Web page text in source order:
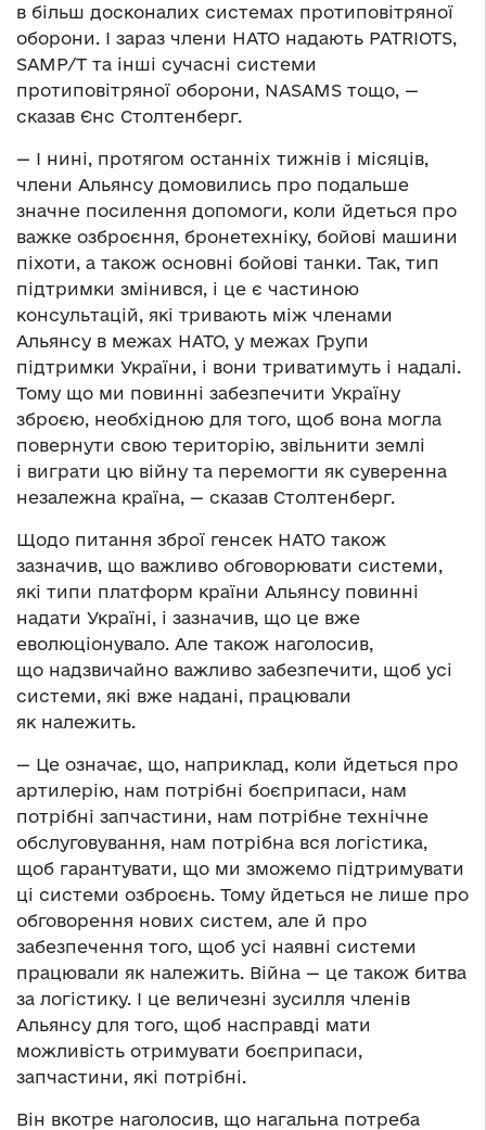
в більш досконалих системах протиповітряної
оборони. І зараз члени НАТО надають PATRIOTS,
SAMP/T та інші сучасні системи
протиповітряної оборони, NASAMS тощо, —
сказав Єнс Столтенберг.
— І нині, протягом останніх тижнів і місяців,
члени Альянсу домовились про подальше
значне посилення допомоги, коли йдеться про
важке озброєння, бронетехніку, бойові машини
піхоти, а також основні бойові танки. Так, тип
підтримки змінився, і це є частиною
консультацій, які тривають між членами
Альянсу в межах НАТО, у межах Групи
підтримки України, і вони триватимуть і надалі.
Тому що ми повинні забезпечити Україну
зброєю, необхідною для того, щоб вона могла
повернути свою територію, звільнити землі
і виграти цю війну та перемогти як суверенна
незалежна країна, — сказав Столтенберг.
Щодо питання зброї генсек НАТО також
зазначив, що важливо обговорювати системи,
які типи платформ країни Альянсу повинні
надати Україні, і зазначив, що це вже
еволюціонувало. Але також наголосив,
що надзвичайно важливо забезпечити, щоб усі
системи, які вже надані, працювали
як належить.
— Це означає, що, наприклад, коли йдеться про
артилерію, нам потрібні боєприпаси, нам
потрібні запчастини, нам потрібне технічне
обслуговування, нам потрібна вся логістика,
щоб гарантувати, що ми зможемо підтримувати
ці системи озброєнь. Тому йдеться не лише про
обговорення нових систем, але й про
забезпечення того, щоб усі наявні системи
працювали як належить. Війна — це також битва
за логістику. І це величезні зусилля членів
Альянсу для того, щоб насправді мати
можливість отримувати боєприпаси,
запчастини, які потрібні.
Він вкотре наголосив, що нагальна потреба